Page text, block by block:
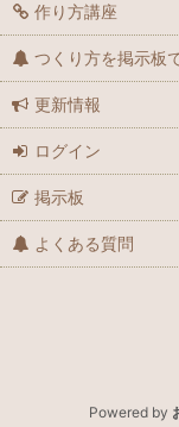
作り方講座
つくり方を掲示板
更新情報
ログイン
掲示板
よくある質問
Powered by